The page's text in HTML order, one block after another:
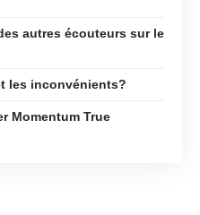
autres écouteurs sur le
les inconvénients?
Momentum True